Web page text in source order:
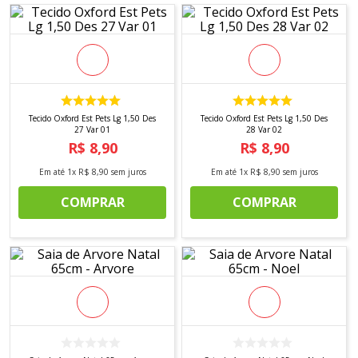
ambientesem complicação.
Por que os têxteis são indispensáveis no
Os tecidos natalinos têm um papel especial: criam
atmosfera imediata. Basta trocar uma toalha ou
adicionar capas de almofada para que o espaço já
entre no clima festivo — sem reforma, sem
Além disso, oferecem conforto real. Mantas sobre
o sofá, trilhos sobre a mesa e tecidos macios nas
almofadas criam camadas acolhedoras que
convidam para momentos em família.
Outro ponto forte é a unidade visual. Ao repetir
cores e estampas entre sala e mesa, você cria
uma decoração harmoniosa, com identidade. E,
claro, a praticidade conta muito:
peças laváveis,
Tecido Oxford Est Pets Lg 1,50 Des
27 Var 01
R$ 8,90
Em até 1x R$ 8,90 sem juros
COMPRAR
Tecido Oxford Est Pets Lg 1,50 Des
28 Var 02
R$ 8,90
Em até 1x R$ 8,90 sem juros
COMPRAR
8º
tecido oxford
9º
tricoline digital
tecidos